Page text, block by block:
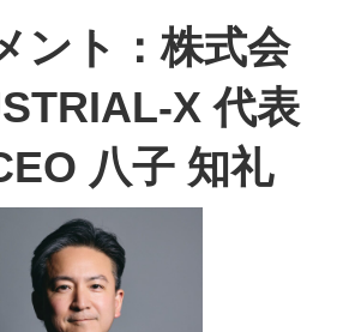
ント ：株式会
X 代表
八子 知礼